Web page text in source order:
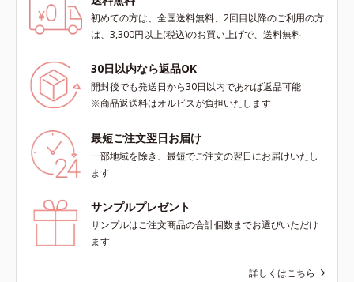
初めての方は、全国送料無料、2回目以降のご利用の方
は、3,300円以上(税込)のお買い上げで、送料無料
30日以内なら返品OK
開封後でも発送日から30日以内であれば返品可能
※商品返送料はオルビスが負担いたします
最短ご注文翌日お届け
一部地域を除き、最短でご注文の翌日にお届けいたし
ます
サンプルプレゼント
サンプルはご注文商品の合計個数までお選びいただけ
ます
詳しくはこちら